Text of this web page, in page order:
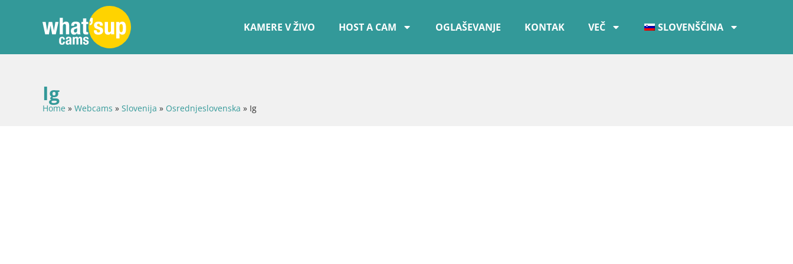
KAMERE V ŽIVO HOST A CAM OGLAŠEVANJE KONTAK VEČ SLOVENŠČINA
Ig
Home » Webcams » Slovenija » Osrednjeslovenska » Ig